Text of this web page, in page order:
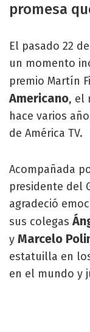
promesa
El pasado 22
un momento
premio Martín
Americano, el
hace varios
de América TV.
Acompañada
presidente del
agradeció
sus colegas
y Marcelo
estatuilla en
en el mundo y